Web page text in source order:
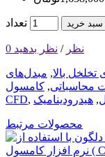
تعداد سبد خرید
0 نظر / نظر بدهید
بالا, مبدل‌های
محاسباتی, کامسول
CFD, , هیدرودینامیک
محصولات مرتبط